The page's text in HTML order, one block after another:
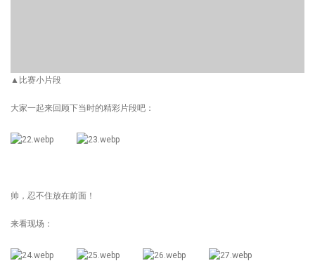
▲比赛小片段
大家一起来回顾下当时的精彩片段吧：
帅，忍不住放在前面！
来看现场：